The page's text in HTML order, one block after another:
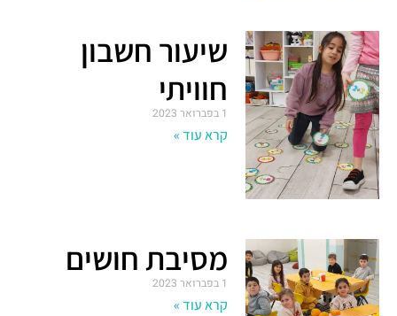
שיעור חשבון
חוויתי
1 בפברואר 2023
קרא עוד »
מסיבת חושים
1 בפברואר 2023
קרא עוד »